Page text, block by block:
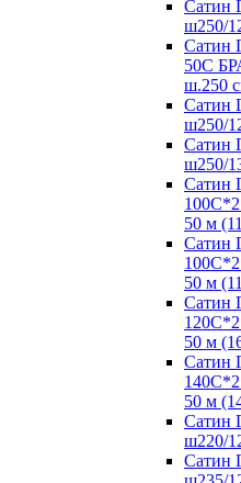
Сатин
ш250/
Сатин
50С
ш.250
Сатин
ш250/
Сатин
ш250/
Сатин
50 м
Сатин
50 м
Сатин
50 м
Сатин
50 м
Сатин
ш220/
Сатин